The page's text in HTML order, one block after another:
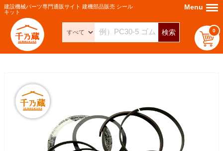
建設機械パーツ専門通販サイト 建機部品販売 シール
キット
検索 0
Menu Menu